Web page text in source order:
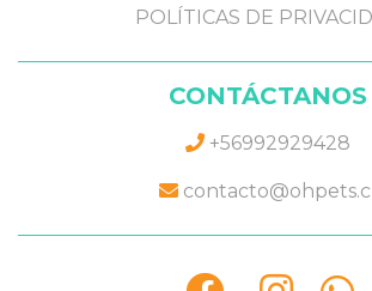
POLÍTICAS DE
CONTÁCTANOS
+56992929428
contacto@ohpets.cl